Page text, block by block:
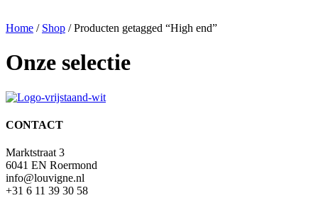
Home / Shop / Producten getagged “High end”
Onze selectie
CONTACT
Marktstraat 3
6041 EN Roermond
info@louvigne.nl
+31 6 11 39 30 58